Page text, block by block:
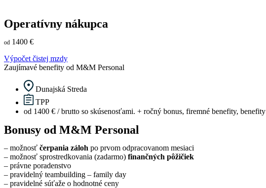
Operatívny nákupca
od 1400 €
Výpočet čistej mzdy
Zaujímavé benefity od M&M Personal
Dunajská Streda
TPP
od 1400 € / brutto so skúsenosťami. + ročný bonus, firemné benefity,
Bonusy od M&M Personal
– možnosť čerpania záloh po prvom odpracovanom mesiaci
– možnosť sprostredkovania (zadarmo) finančných pôžičiek
– právne poradenstvo
– pravidelný teambuilding – family day
– pravidelné súťaže o hodnotné ceny